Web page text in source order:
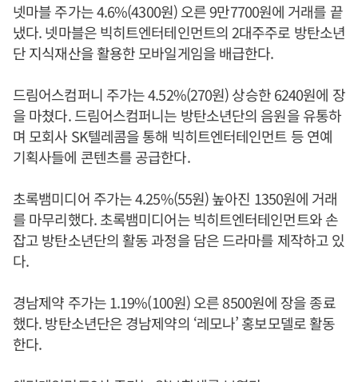
넷마블 주가는 4.6%(4300원) 오른 9만7700원에 거래를 끝
냈다. 넷마블은 빅히트엔터테인먼트의 2대주주로 방탄소년
단 지식재산을 활용한 모바일게임을 배급한다.
드림어스컴퍼니 주가는 4.52%(270원) 상승한 6240원에 장
을 마쳤다. 드림어스컴퍼니는 방탄소년단의 음원을 유통하
며 모회사 SK텔레콤을 통해 빅히트엔터테인먼트 등 연예
기획사들에 콘텐츠를 공급한다.
초록뱀미디어 주가는 4.25%(55원) 높아진 1350원에 거래
를 마무리했다. 초록뱀미디어는 빅히트엔터테인먼트와 손
잡고 방탄소년단의 활동 과정을 담은 드라마를 제작하고 있
다.
경남제약 주가는 1.19%(100원) 오른 8500원에 장을 종료
했다. 방탄소년단은 경남제약의 ‘레모나’ 홍보모델로 활동
한다.